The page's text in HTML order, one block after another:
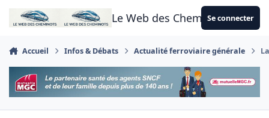
Aller au contenu
Le Web des CheminotsSe connecter
Accueil Infos & Débats Actualité ferroviaire générale